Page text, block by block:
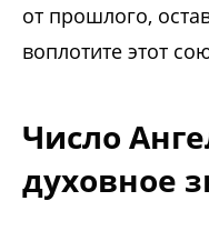
от прошлого,
воплотите этот
Число
духовное